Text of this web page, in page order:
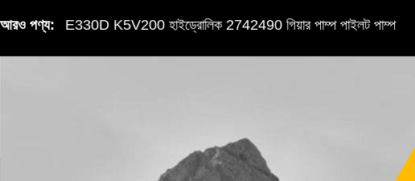
আরও পণ্য:E330D K5V200 হাইড্রোলিক 2742490 গিয়ার পাম্প পাইলট পাম্প